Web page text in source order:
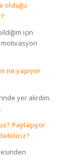
olduğu
için
ne yapıyor
yer alırdım.
Paylaşıyor